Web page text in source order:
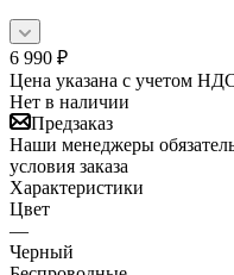
6 990 ₽
Цена указана с учетом
Нет в наличии
Предзаказ
Наши менеджеры
условия заказа
Характеристики
Цвет
—
Черный